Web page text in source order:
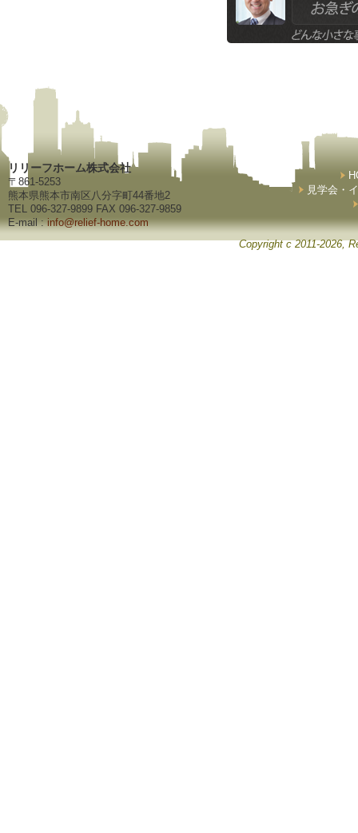
リリーフホーム株式会社
〒861-5253
熊本県熊本市南区八分字町44番地2
TEL 096-327-9899 FAX 096-327-9859
E-mail :info@relief-home.com
見学会・
Copyright c 2011-2026,